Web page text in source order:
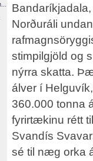
Norðuráli
stimpilgjöld og
nýrra skatta.
álver í
360.000 tonna
fyrirtækinu rétt
Svandís
sé til næg orka